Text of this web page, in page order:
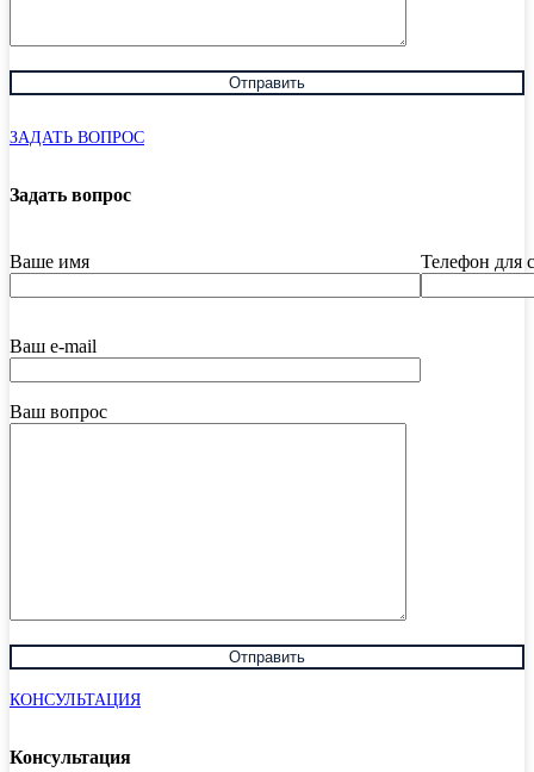
ЗАДАТЬ ВОПРОС
Задать вопрос
Ваше имя Телефон для
Ваш e-mail
Ваш вопрос
КОНСУЛЬТАЦИЯ
Консультация